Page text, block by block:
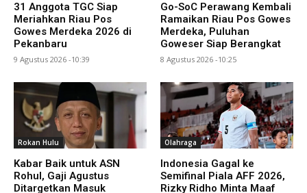
31 Anggota TGC Siap
Meriahkan Riau Pos
Gowes Merdeka 2026 di
Pekanbaru
9 Agustus 2026 -10:39
Go-SoC Perawang Kembali
Ramaikan Riau Pos Gowes
Merdeka, Puluhan
Goweser Siap Berangkat
8 Agustus 2026 -10:25
Rokan Hulu
Kabar Baik untuk ASN
Rohul, Gaji Agustus
Ditargetkan Masuk
Olahraga
Indonesia Gagal ke
Semifinal Piala AFF 2026,
Rizky Ridho Minta Maaf